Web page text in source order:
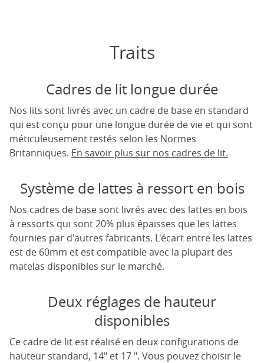
Traits
Cadres de lit longue durée
Nos lits sont livrés avec un cadre de base en standard
qui est conçu pour une longue durée de vie et qui sont
méticuleusement testés selon les Normes
Britanniques. En savoir plus sur nos cadres de lit.
Système de lattes à ressort en bois
Nos cadres de base sont livrés avec des lattes en bois
à ressorts qui sont 20% plus épaisses que les lattes
fournies par d'autres fabricants. L'écart entre les lattes
est de 60mm et est compatible avec la plupart des
matelas disponibles sur le marché.
Deux réglages de hauteur
disponibles
Ce cadre de lit est réalisé en deux configurations de
hauteur standard, 14" et 17 ". Vous pouvez choisir le